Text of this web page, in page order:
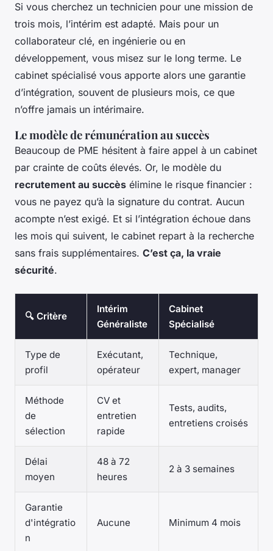
Si vous cherchez un technicien pour une mission de
trois mois, l’intérim est adapté. Mais pour un
collaborateur clé, en ingénierie ou en
développement, vous misez sur le long terme. Le
cabinet spécialisé vous apporte alors une garantie
d’intégration, souvent de plusieurs mois, ce que
n’offre jamais un intérimaire.
Le modèle de rémunération au succès
Beaucoup de PME hésitent à faire appel à un cabinet
par crainte de coûts élevés. Or, le modèle du
recrutement au succès élimine le risque financier :
vous ne payez qu’à la signature du contrat. Aucun
acompte n’est exigé. Et si l’intégration échoue dans
les mois qui suivent, le cabinet repart à la recherche
sans frais supplémentaires. C’est ça, la vraie
sécurité.
🔍 Critère
Intérim
Généraliste
Cabinet
Spécialisé
Type de
profil
Exécutant,
opérateur
Technique,
expert, manager
Méthode
de
sélection
CV et
entretien
rapide
Tests, audits,
entretiens croisés
Délai
moyen
48 à 72
heures
2 à 3 semaines
Garantie
d'intégratio
n
Aucune Minimum 4 mois